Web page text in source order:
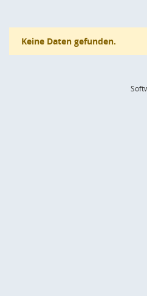
Keine Daten gefunden.